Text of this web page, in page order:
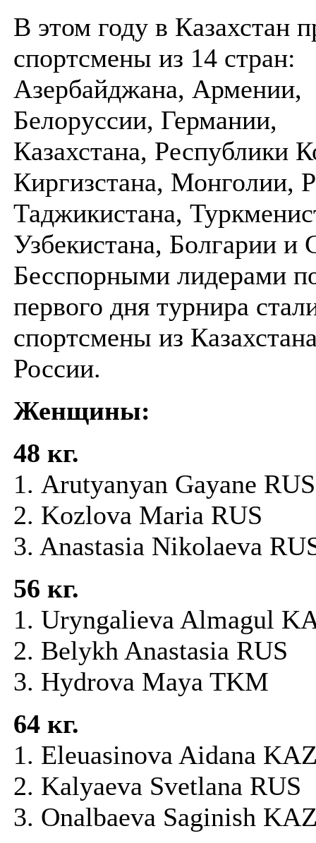
В этом году в Казахстан
спортсмены из 14 стран:
Азербайджана, Армении,
Белоруссии, Германии,
Казахстана, Республики
Киргизстана, Монголии,
Таджикистана,
Узбекистана, Болгарии
Бесспорными лидерами
первого дня турнира
спортсмены из
России.
Женщины:
48 кг.
1. Arutyanyan Gayane RUS
2. Kozlova Maria RUS
3. Anastasia Nikolaeva
56 кг.
1. Uryngalieva Almagul
2. Belykh Anastasia RUS
3. Hydrova Maya TKM
64 кг.
1. Eleuasinova Aidana
2. Kalyaeva Svetlana RUS
3. Onalbaeva Saginish